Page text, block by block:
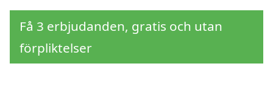
Få 3 erbjudanden, gratis och utan
förpliktelser